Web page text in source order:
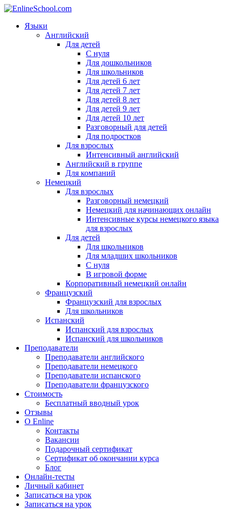
Языки
Английский
Для детей
С нуля
Для дошкольников
Для школьников
Для детей 6 лет
Для детей 7 лет
Для детей 8 лет
Для детей 9 лет
Для детей 10 лет
Разговорный для детей
Для подростков
Для взрослых
Интенсивный английский
Английский в группе
Для компаний
Немецкий
Для взрослых
Разговорный немецкий
Немецкий для начинающих онлайн
Интенсивные курсы немецкого языка
для взрослых
Для детей
Для школьников
Для младших школьников
С нуля
В игровой форме
Корпоративный немецкий онлайн
Французский
Французский для взрослых
Для школьников
Испанский
Испанский для взрослых
Испанский для школьников
Преподаватели
Преподаватели английского
Преподаватели немецкого
Преподаватели испанского
Преподаватели французского
Стоимость
Бесплатный вводный урок
Отзывы
О Enline
Контакты
Вакансии
Подарочный сертификат
Сертификат об окончании курса
Блог
Онлайн-тесты
Личный кабинет
Записаться на урок
Записаться на урок